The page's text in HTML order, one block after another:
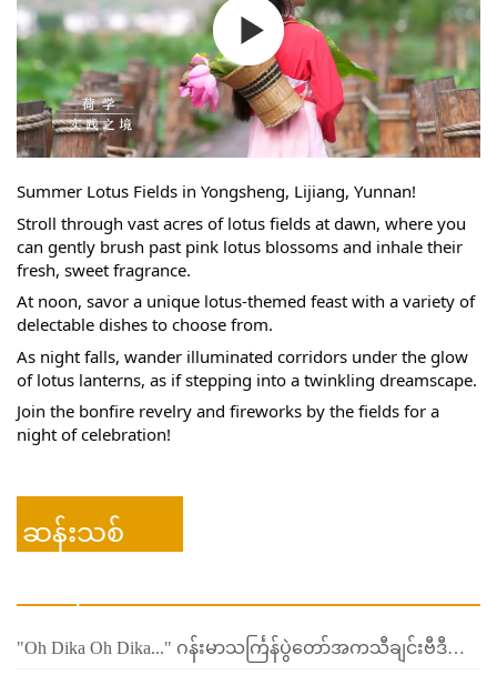
Summer Lotus Fields in Yongsheng, Lijiang, Yunnan!
Stroll through vast acres of lotus fields at dawn, where you
can gently brush past pink lotus blossoms and inhale their
fresh, sweet fragrance.
At noon, savor a unique lotus-themed feast with a variety of
delectable dishes to choose from.
As night falls, wander illuminated corridors under the glow
of lotus lanterns, as if stepping into a twinkling dreamscape.
Join the bonfire revelry and fireworks by the fields for a
night of celebration!
ဆန်းသစ်
"Oh Dika Oh Dika..." ဂန်းမာသင်္ကြန်ပွဲတော်အကသီချင်းဗီဒီယိုကတော့ ဒီနှစ်မှာ အားလုံးစောင့်မျှော်နေကြတဲ့ သီချင်းလေး ထွက်ရှိလာပြီဖြစ်ပါသည်။